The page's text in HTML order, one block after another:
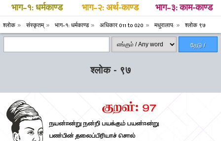
भाग–१: धर्मकाण्ड भाग–२: अर्थ-काण्ड भाग–३: काम-काण्ड
श्लोक संस्कृतम् भाग–१: धर्मकाण्ड अधिकार 011 to 020 मधुरालाप: श्लोक ९७
தேடு /
श्लोक - ९७